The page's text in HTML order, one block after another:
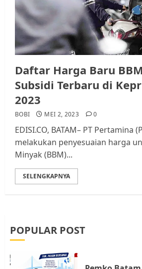
Daftar Harga Baru
Subsidi Terbaru di
2023
BOBI MEI 2, 2023 0
EDISI.CO, BATAM– PT Pertamina
melakukan penyesuaian harga
Minyak (BBM)...
SELENGKAPNYA
POPULAR POST
Datangi
Rempang
Diambil
JULI 21, 2026
5
Warga
Batam,
Resahkan
1